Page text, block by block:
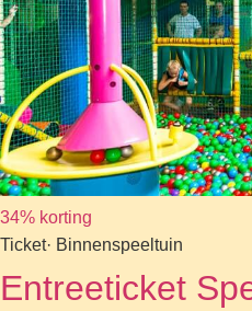
34% korting
Ticket· Binnenspeeltuin
Entreeticket